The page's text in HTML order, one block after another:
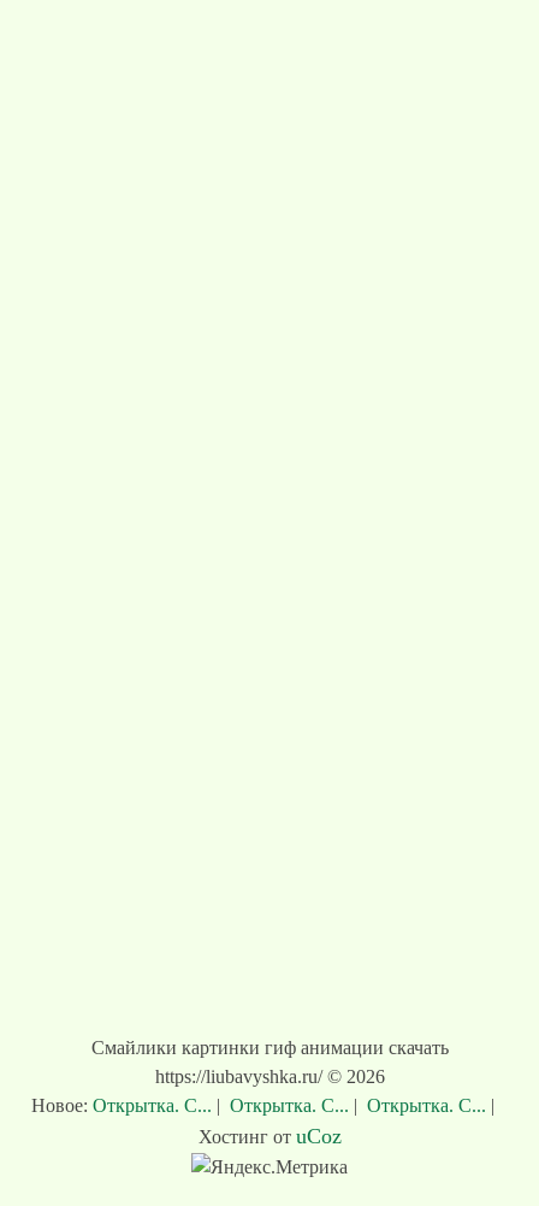
Смайлики картинки гиф анимации скачать
https://liubavyshka.ru/ © 2026
Новое: Открытка. С... | Открытка. С... | Открытка. С... |
Хостинг от uCoz